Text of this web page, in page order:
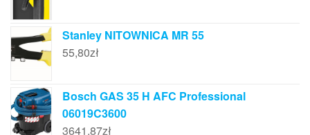
Stanley NITOWNICA MR 55
55,80zł
Bosch GAS 35 H AFC Professional
06019C3600
3641,87zł